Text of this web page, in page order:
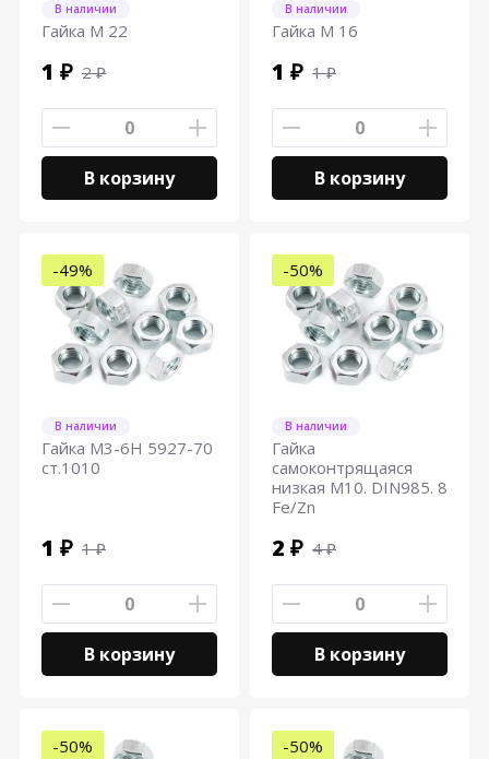
В наличии
Гайка М 22
1 ₽ 2 ₽
В корзину
В наличии
Гайка М 16
1 ₽ 1 ₽
В корзину
-49%
В наличии
Гайка М3-6Н 5927-70
ст.1010
1 ₽ 1 ₽
В корзину
-50%
В наличии
Гайка
самоконтрящаяся
низкая М10. DIN985. 8
Fe/Zn
2 ₽ 4 ₽
В корзину
-50% -50%